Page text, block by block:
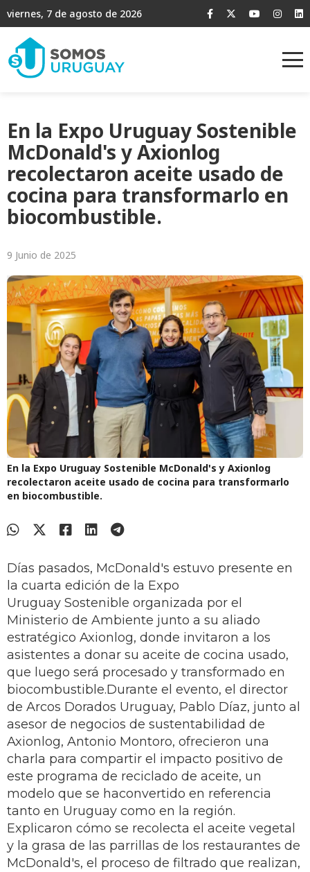
viernes, 7 de agosto de 2026
En la Expo Uruguay Sostenible
McDonald's y Axionlog
recolectaron aceite usado de
cocina para transformarlo en
biocombustible.
9 Junio de 2025
En la Expo Uruguay Sostenible McDonald's y Axionlog
recolectaron aceite usado de cocina para transformarlo
en biocombustible.
Días pasados, McDonald's estuvo presente en
la cuarta edición de la Expo
Uruguay Sostenible organizada por el
Ministerio de Ambiente junto a su aliado
estratégico Axionlog, donde invitaron a los
asistentes a donar su aceite de cocina usado,
que luego será procesado y transformado en
biocombustible.Durante el evento, el director
de Arcos Dorados Uruguay, Pablo Díaz, junto al
asesor de negocios de sustentabilidad de
Axionlog, Antonio Montoro, ofrecieron una
charla para compartir el impacto positivo de
este programa de reciclado de aceite, un
modelo que se haconvertido en referencia
tanto en Uruguay como en la región.
Explicaron cómo se recolecta el aceite vegetal
y la grasa de las parrillas de los restaurantes de
McDonald's, el proceso de filtrado que realizan,